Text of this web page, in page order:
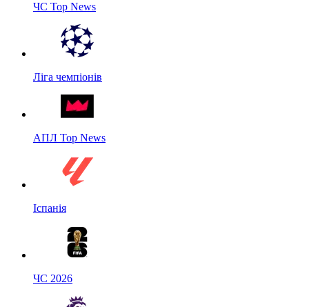
ЧС Top News
Ліга чемпіонів
АПЛ Top News
Іспанія
ЧС 2026